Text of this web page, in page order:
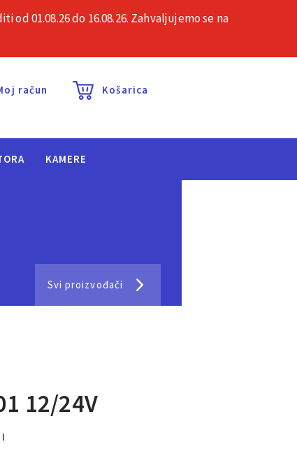
pitanja Kontakt
račun Košarica
KAMERE
Svi proizvođači
12/24V
01.08.26 do 16.08.26. Zahvaljujemo se na